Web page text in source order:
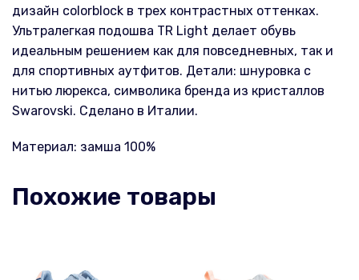
дизайн colorblock в трех контрастных оттенках.
Ультралегкая подошва TR Light делает обувь
идеальным решением как для повседневных, так и
для спортивных аутфитов. Детали: шнуровка с
нитью люрекса, символика бренда из кристаллов
Swarovski. Сделано в Италии.
Материал: замша 100%
Похожие товары